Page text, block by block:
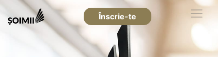
Înscrie-te